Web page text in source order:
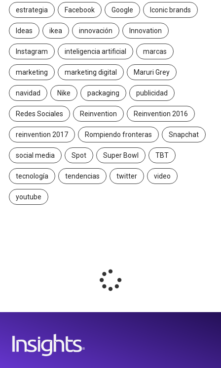
estrategia Facebook Google Iconic brands
Ideas ikea innovación Innovation
Instagram inteligencia artificial marcas
marketing marketing digital Maruri Grey
navidad Nike packaging publicidad
Redes Sociales Reinvention Reinvention 2016
reinvention 2017 Rompiendo fronteras Snapchat
social media Spot Super Bowl TBT
tecnología tendencias twitter video
youtube